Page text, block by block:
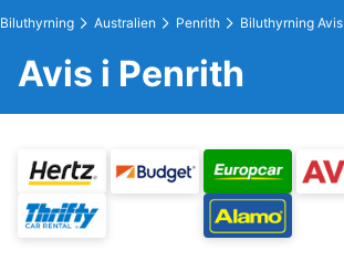
Biluthyrning Australien Penrith Biluthyrning Avis
Avis i Penrith